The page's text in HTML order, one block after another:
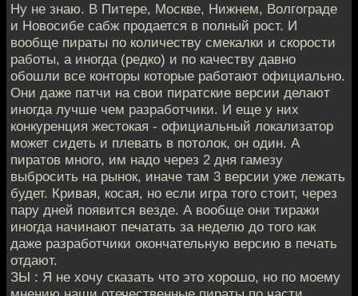
Ну не знаю. В Питере, Москве, Нижнем, Волгограде
и Новосибе сабж продается в полный рост. И
вообще пираты по количеству смекалки и скорости
работы, а иногда (редко) и по качеству давно
обошли все конторы которые работают официально.
Они даже патчи на свои пиратские версии делают
иногда лучше чем разработчики. И еще у них
конкуренция жестокая - официальный локализатор
может сидеть и плевать в потолок, он один. А
пиратов много, им надо через 2 дня гамезу
выбросить на рынок, иначе там 3 версии уже лежать
будет. Кривая, косая, но если игра того стоит, через
пару дней появится везде. А вообще они тиражи
иногда начинают печатать за неделю до того как
даже разработчики окончательную версию в печать
отдают.
ЗЫ : Я не хочу сказать что это хорошо, но по моему